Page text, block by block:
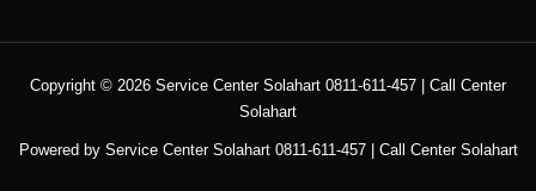
Copyright © 2026 Service Center Solahart 0811-611-457 | Call Center
Solahart
Powered by Service Center Solahart 0811-611-457 | Call Center Solahart